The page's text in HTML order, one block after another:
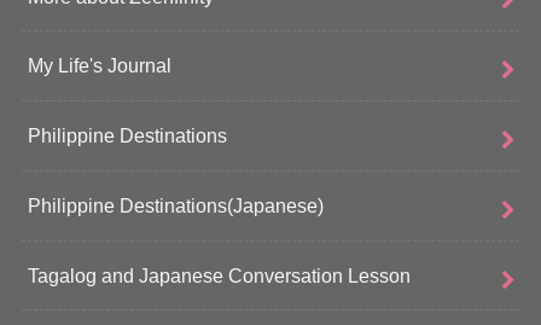
My Life's Journal
Philippine Destinations
Philippine Destinations(Japanese)
Tagalog and Japanese Conversation Lesson